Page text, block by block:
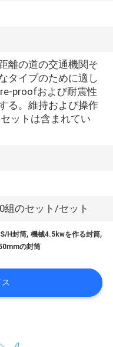
離の道の交通機関そ
タイプのために適し
proofおよび耐震性
る。維持および操作
ットは含まれてい
組のセット/セット
H封筒,機械4.5kwを作る封筒,
の封筒